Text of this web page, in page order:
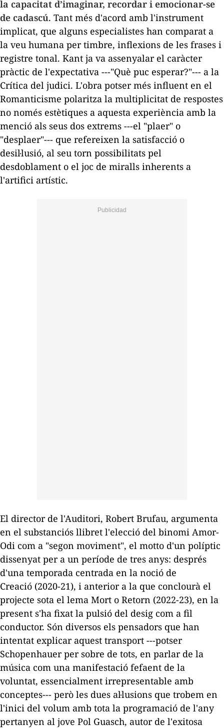
la capacitat d’imaginar, recordar i emocionar-se
de cadascú. Tant més d'acord amb l'instrument
implicat, que alguns especialistes han comparat a
la veu humana per timbre, inflexions de les frases i
registre tonal. Kant ja va assenyalar el caràcter
pràctic de l'expectativa ---"Què puc esperar?"--- a la
Crítica del judici. L'obra potser més influent en el
Romanticisme polaritza la multiplicitat de respostes
no només estètiques a aquesta experiència amb la
menció als seus dos extrems ---el "plaer" o
"desplaer"--- que refereixen la satisfacció o
desil·lusió, al seu torn possibilitats pel
desdoblament o el joc de miralls inherents a
l'artifici artístic.
El director de l'Auditori, Robert Brufau, argumenta
en el substanciós llibret l'elecció del binomi Amor-
Odi com a "segon moviment", el motto d'un políptic
dissenyat per a un període de tres anys: després
d'una temporada centrada en la noció de
Creació (2020-21), i anterior a la que conclourà el
projecte sota el lema Mort o Retorn (2022-23), en la
present s'ha fixat la pulsió del desig com a fil
conductor. Són diversos els pensadors que han
intentat explicar aquest transport ---potser
Schopenhauer per sobre de tots, en parlar de la
música com una manifestació fefaent de la
voluntat, essencialment irrepresentable amb
conceptes--- però les dues al·lusions que trobem en
l'inici del volum amb tota la programació de l'any
pertanyen al jove Pol Guasch, autor de l'exitosa